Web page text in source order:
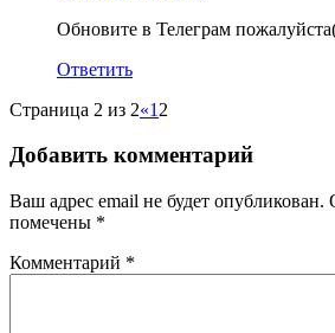
Обновите в Телеграм
Ответить
Страница 2 из 2«1 2
Добавить комментарий
Ваш адрес email не будет опубликован.
помечены *
Комментарий *